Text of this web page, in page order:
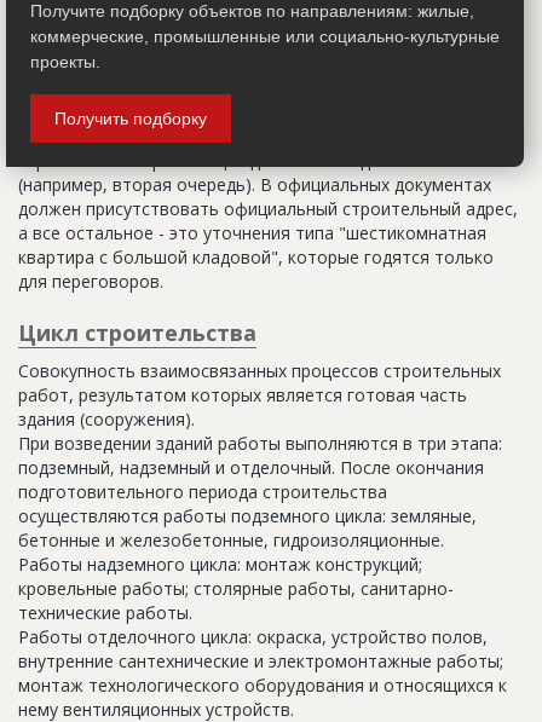
адрес обычно состоит из трех частей: названия
строительного района (возможно, улицы), номера квартала
(не обязательно) и корпуса (владения).
Настоящим строительным адресом можно считать адрес,
указанный в правоустанавливающих документах. Иногда
(например, вторая очередь). В официальных документах
должен присутствовать официальный строительный адрес,
а все остальное - это уточнения типа "шестикомнатная
квартира с большой кладовой", которые годятся только
для переговоров.
Цикл строительства
Совокупность взаимосвязанных процессов строительных
работ, результатом которых является готовая часть
здания (сооружения).
При возведении зданий работы выполняются в три этапа:
подземный, надземный и отделочный. После окончания
подготовительного периода строительства
осуществляются работы подземного цикла: земляные,
бетонные и железобетонные, гидроизоляционные.
Работы надземного цикла: монтаж конструкций;
кровельные работы; столярные работы, санитарно-
технические работы.
Работы отделочного цикла: окраска, устройство полов,
внутренние сантехнические и электромонтажные работы;
монтаж технологического оборудования и относящихся к
нему вентиляционных устройств.
Получите подборку объектов по направлениям: жилые,
коммерческие, промышленные или социально-культурные
проекты.
Получить подборку